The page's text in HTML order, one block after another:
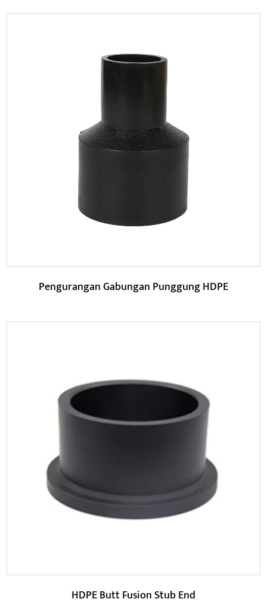
Dari segi ciri produk, HDPE Butt Fusion Reducing Tee
mempunyai banyak kelebihan. Pertama sekali, ia
Produk ini mempunyai rintangan kakisan yang lebih baik,
rintangan haus dan sifat anti-penuaan, dan boleh me...
BACA LAGI
Pengurangan Gabungan Punggung HDPE
HDPE Butt Fusion Stub End